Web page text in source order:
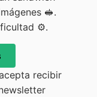
🥪.
⚙️.
recibir